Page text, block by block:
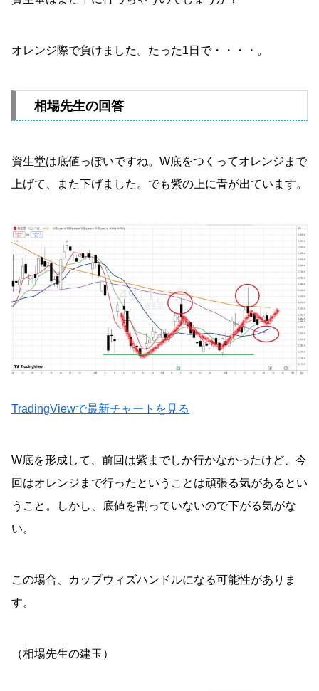
オレンジ際で負けました。たった1日で・・・・。
相場先生の回答
資生堂は底値っぽいですね。W底をつくってオレンジまで
上げて、また下げました。でも紫の上に青が出ています。
TradingViewで最新チャートを見る
W底を形成して、前回は紫までしか行かなかったけど、今
回はオレンジまで行ったということは頑張る気があるとい
うこと。しかし、底値を割っていないので下がる気がな
い。
この場合、カップウィズハンドルになる可能性がありま
す。
（相場先生の建玉）